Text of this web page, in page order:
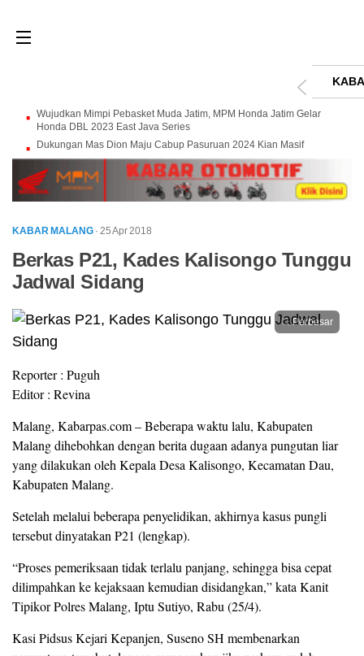
Wujudkan Mimpi Pebasket Muda Jatim, MPM Honda Jatim Gelar
Honda DBL 2023 East Java Series
Dukungan Mas Dion Maju Cabup Pasuruan 2024 Kian Masif
KABAR MALANG · 25 Apr 2018
Berkas P21, Kades Kalisongo Tunggu
Jadwal Sidang
Perbesar
Reporter : Puguh
Editor : Revina
Malang, Kabarpas.com – Beberapa waktu lalu, Kabupaten
Malang dihebohkan dengan berita dugaan adanya pungutan liar
yang dilakukan oleh Kepala Desa Kalisongo, Kecamatan Dau,
Kabupaten Malang.
Setelah melalui beberapa penyelidikan, akhirnya kasus pungli
tersebut dinyatakan P21 (lengkap).
“Proses pemeriksaan tidak terlalu panjang, sehingga bisa cepat
dilimpahkan ke kejaksaan kemudian disidangkan,” kata Kanit
Tipikor Polres Malang, Iptu Sutiyo, Rabu (25/4).
Kasi Pidsus Kejari Kepanjen, Suseno SH membenarkan